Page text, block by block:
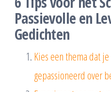
Passievolle en
Gedichten
Kies een thema dat
gepassioneerd over